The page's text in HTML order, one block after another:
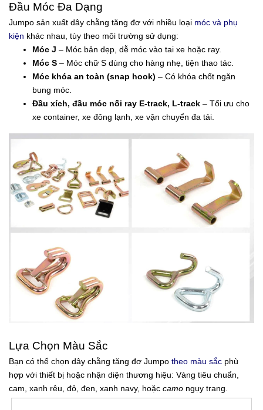
Đầu Móc Đa Dạng
Jumpo sản xuất dây chằng tăng đơ với nhiều loại móc và phụ
kiện khác nhau, tùy theo môi trường sử dụng:
Móc J – Móc bản dẹp, dễ móc vào tai xe hoặc ray.
Móc S – Móc chữ S dùng cho hàng nhẹ, tiện thao tác.
Móc khóa an toàn (snap hook) – Có khóa chốt ngăn
bung móc.
Đầu xích, đầu móc nối ray E-track, L-track – Tối ưu cho
xe container, xe đông lạnh, xe vận chuyển đa tải.
Lựa Chọn Màu Sắc
Bạn có thể chọn dây chằng tăng đơ Jumpo theo màu sắc phù
hợp với thiết bị hoặc nhận diện thương hiệu: Vàng tiêu chuẩn,
cam, xanh rêu, đỏ, đen, xanh navy, hoặc camo ngụy trang.